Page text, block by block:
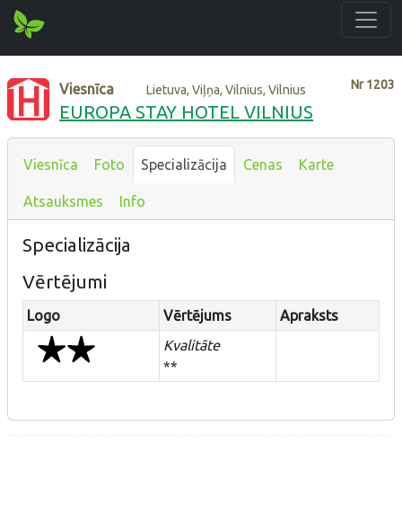
Nr1203
Viesnīca Lietuva, Viļņa, Vilnius, Vilnius
EUROPA STAY HOTEL VILNIUS
Viesnīca Foto Specializācija Cenas Karte
Atsauksmes Info
Specializācija
Vērtējumi
Logo Vērtējums
Apraksts
Kvalitāte
**